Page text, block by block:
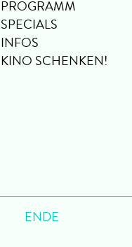
PROGRAMM
SPECIALS
INFOS
KINO SCHENKEN!
ENDE